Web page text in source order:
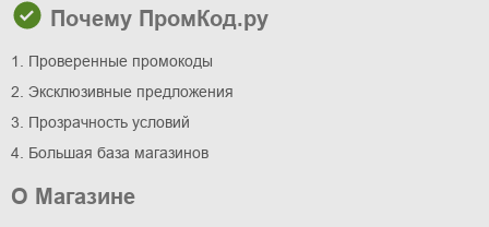
Почему ПромКод.ру
1. Проверенные промокоды
2. Эксклюзивные предложения
3. Прозрачность условий
4. Большая база магазинов
О Магазине